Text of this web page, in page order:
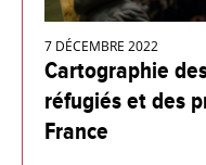
7 DÉCEMBRE 2022
Cartographie
réfugiés et des
France